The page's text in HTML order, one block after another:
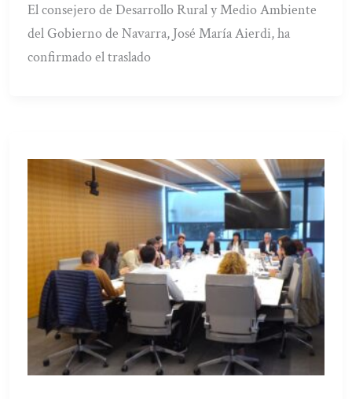
El consejero de Desarrollo Rural y Medio Ambiente
del Gobierno de Navarra, José María Aierdi, ha
confirmado el traslado